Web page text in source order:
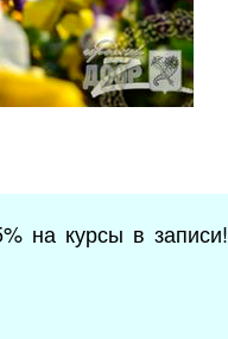
на курсы в записи!